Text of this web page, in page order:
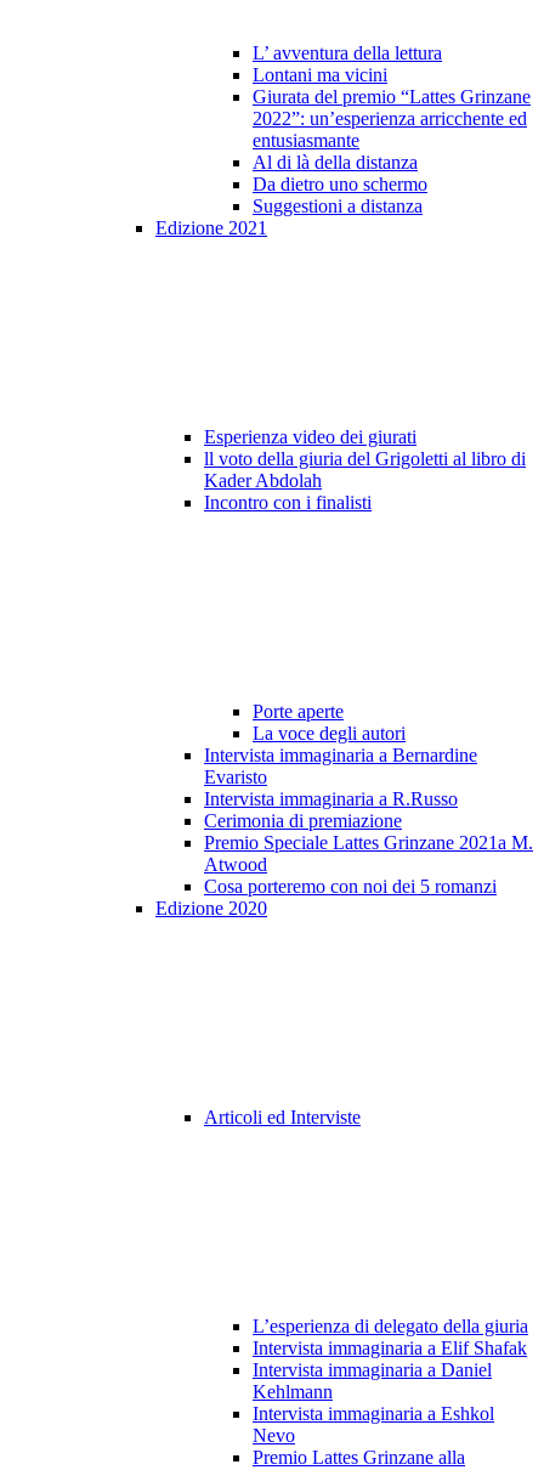
L’ avventura della lettura
Lontani ma vicini
Giurata del premio “Lattes Grinzane
2022”: un’esperienza arricchente ed
entusiasmante
Al di là della distanza
Da dietro uno schermo
Suggestioni a distanza
Edizione 2021
Esperienza video dei giurati
ll voto della giuria del Grigoletti al libro di
Kader Abdolah
Incontro con i finalisti
Porte aperte
La voce degli autori
Intervista immaginaria a Bernardine
Evaristo
Intervista immaginaria a R.Russo
Cerimonia di premiazione
Premio Speciale Lattes Grinzane 2021a M.
Atwood
Cosa porteremo con noi dei 5 romanzi
Edizione 2020
Articoli ed Interviste
L’esperienza di delegato della giuria
Intervista immaginaria a Elif Shafak
Intervista immaginaria a Daniel
Kehlmann
Intervista immaginaria a Eshkol
Nevo
Premio Lattes Grinzane alla